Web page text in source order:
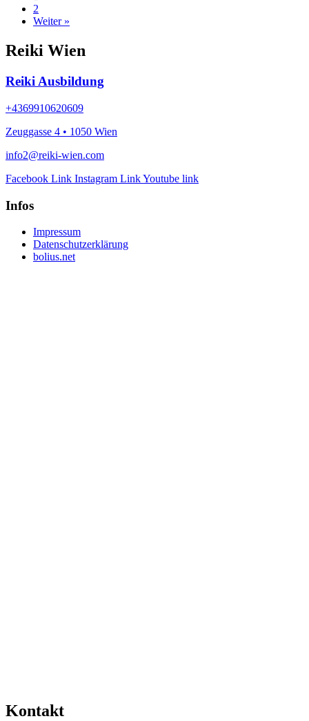
2
Weiter »
Reiki Wien
Reiki Ausbildung
+4369910620609
Zeuggasse 4 • 1050 Wien
info2@reiki-wien.com
Facebook Link Instagram LinkYoutube link
Infos
Impressum
Datenschutzerklärung
bolius.net
Kontakt